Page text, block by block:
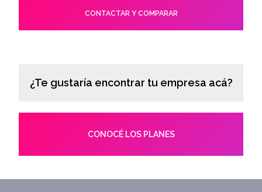
CONTACTAR Y COMPARAR
¿Te gustaría encontrar tu empresa acá?
CONOCÉ LOS PLANES